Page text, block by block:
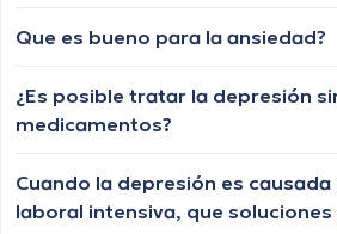
Que es bueno para la ansiedad?
¿Es posible tratar la depresión
medicamentos?
Cuando la depresión es
laboral intensiva, que